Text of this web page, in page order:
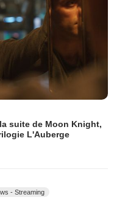
suite de Moon Knight,
L'Auberge
- Streaming